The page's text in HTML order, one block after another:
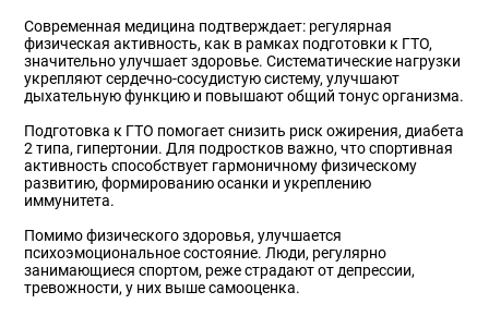
Современная медицина подтверждает: регулярная
физическая активность, как в рамках подготовки к ГТО,
значительно улучшает здоровье. Систематические нагрузки
укрепляют сердечно-сосудистую систему, улучшают
дыхательную функцию и повышают общий тонус организма.
Подготовка к ГТО помогает снизить риск ожирения, диабета
2 типа, гипертонии. Для подростков важно, что спортивная
активность способствует гармоничному физическому
развитию, формированию осанки и укреплению
иммунитета.
Помимо физического здоровья, улучшается
психоэмоциональное состояние. Люди, регулярно
занимающиеся спортом, реже страдают от депрессии,
тревожности, у них выше самооценка.